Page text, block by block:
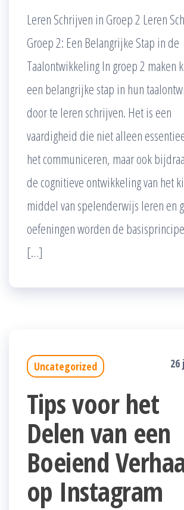
Leren Schrijven in Groep 2 Leren
Groep 2: Een Belangrijke Stap in de
Taalontwikkeling In groep 2 maken
een belangrijke stap in hun
door te leren schrijven. Het is een
vaardigheid die niet alleen
het communiceren, maar ook
de cognitieve ontwikkeling van het
middel van spelenderwijs leren en
oefeningen worden de
[…]
Uncategorized 26
Tips voor het
Delen van een
Boeiend
op Instagram